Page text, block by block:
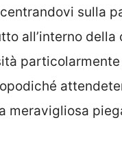
sulla
all’interno della